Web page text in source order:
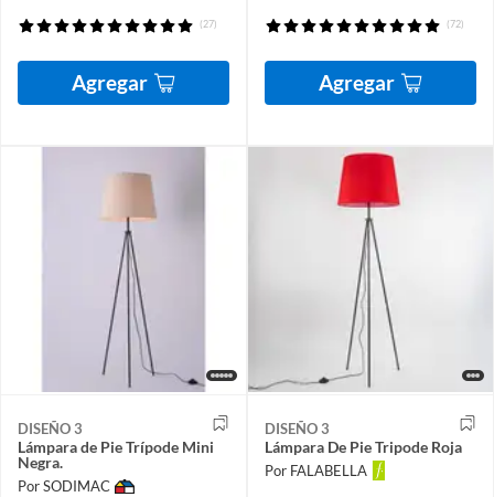
(27)
Agregar
(72)
Agregar
DISEÑO 3
Lámpara de Pie Trípode Mini
Negra.
Por SODIMAC
DISEÑO 3
Lámpara De Pie Tripode Roja
Por FALABELLA